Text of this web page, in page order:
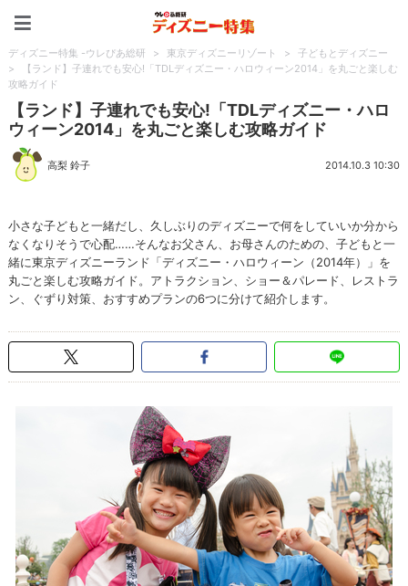
ディズニー特集 -ウレぴあ総研 > 東京ディズニーリゾート >
子どもとディズニー
>
【ランド】子連れでも安心!「TDLディズニー・ハロウィーン2014」を丸ごと楽しむ
攻略ガイド
【ランド】子連れでも安心!「TDLディズニー・ハロ
ウィーン2014」を丸ごと楽しむ攻略ガイド
高梨 鈴子 2014.10.3 10:30
小さな子どもと一緒だし、久しぶりのディズニーで何をしていいか分から
なくなりそうで心配……そんなお父さん、お母さんのための、子どもと一
緒に東京ディズニーランド「ディズニー・ハロウィーン（2014年）」を
丸ごと楽しむ攻略ガイド。アトラクション、ショー＆パレード、レストラ
ン、ぐずり対策、おすすめプランの6つに分けて紹介します。